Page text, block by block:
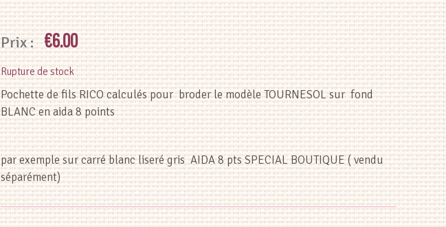
€6.00
Rupture de stock
Pochette de fils RICO calculés pour broder le modèle TOURNESOL sur fond
BLANC en aida 8 points
par exemple sur carré blanc liseré gris AIDA 8 pts SPECIAL BOUTIQUE ( vendu
séparément)